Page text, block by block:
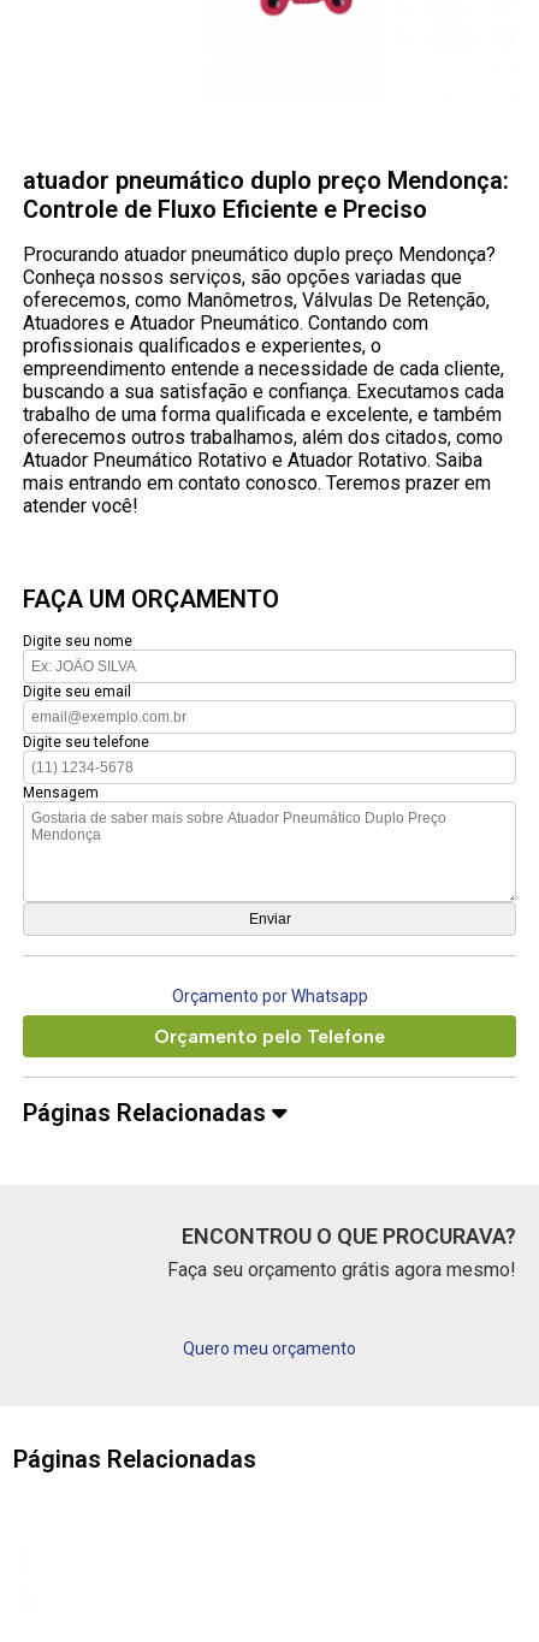
atuador pneumático duplo preço Mendonça:
Controle de Fluxo Eficiente e Preciso
Procurando atuador pneumático duplo preço Mendonça?
Conheça nossos serviços, são opções variadas que
oferecemos, como Manômetros, Válvulas De Retenção,
Atuadores e Atuador Pneumático. Contando com
profissionais qualificados e experientes, o
empreendimento entende a necessidade de cada cliente,
buscando a sua satisfação e confiança. Executamos cada
trabalho de uma forma qualificada e excelente, e também
oferecemos outros trabalhamos, além dos citados, como
Atuador Pneumático Rotativo e Atuador Rotativo. Saiba
mais entrando em contato conosco. Teremos prazer em
atender você!
FAÇA UM ORÇAMENTO
Digite seu nome
Digite seu email
Digite seu telefone
Mensagem
Orçamento por Whatsapp
Orçamento pelo Telefone
Páginas Relacionadas
ENCONTROU O QUE PROCURAVA?
Faça seu orçamento grátis agora mesmo!
Quero meu orçamento
Páginas Relacionadas